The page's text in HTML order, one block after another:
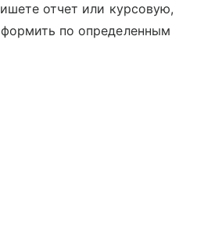
отчет или курсовую,
по определенным